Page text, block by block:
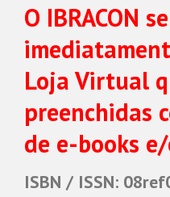
O IBRACON
Loja Virtual
preenchidas
de e-books
ISBN / ISSN: